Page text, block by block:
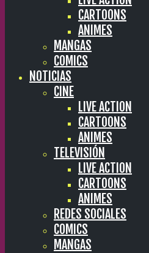
CARTOONS
ANIMES
MANGAS
COMICS
NOTICIAS
CINE
LIVE ACTION
CARTOONS
ANIMES
TELEVISIÓN
LIVE ACTION
CARTOONS
ANIMES
REDES SOCIALES
COMICS
MANGAS